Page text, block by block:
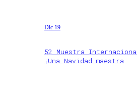
Dic 19
52 Muestra
¡Una Navidad maestra